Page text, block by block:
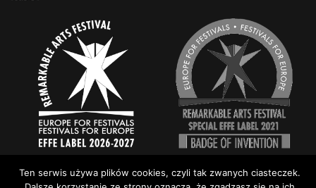
Ten serwis używa plików cookies, czyli tak zwanych ciasteczek.